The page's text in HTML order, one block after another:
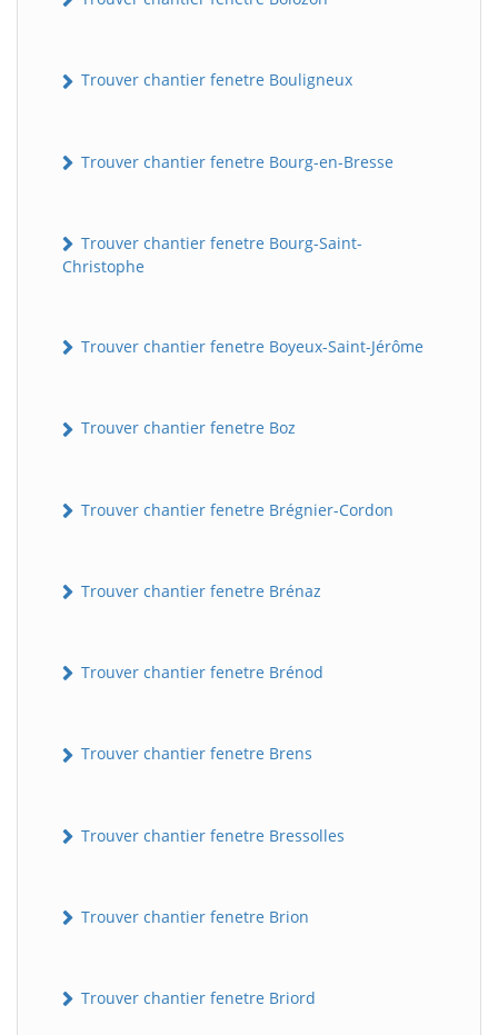
Trouver chantier fenetre Bouligneux
Trouver chantier fenetre Bourg-en-Bresse
Trouver chantier fenetre Bourg-Saint-
Christophe
Trouver chantier fenetre Boyeux-Saint-Jérôme
Trouver chantier fenetre Boz
Trouver chantier fenetre Brégnier-Cordon
Trouver chantier fenetre Brénaz
Trouver chantier fenetre Brénod
Trouver chantier fenetre Brens
Trouver chantier fenetre Bressolles
Trouver chantier fenetre Brion
Trouver chantier fenetre Briord